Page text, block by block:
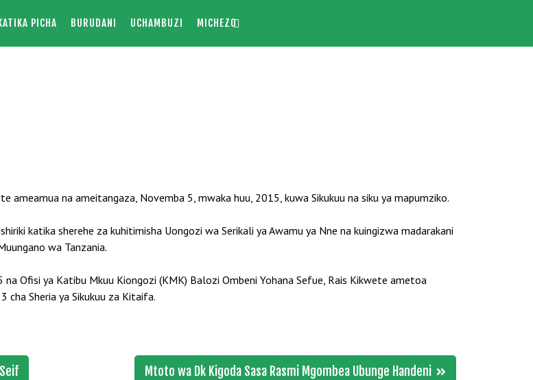
PICHA BURUDANI UCHAMBUZI MICHEZO
ameamua na ameitangaza, Novemba 5, mwaka huu, 2015, kuwa Sikukuu na siku ya mapumziko.
katika sherehe za kuhitimisha Uongozi wa Serikali ya Awamu ya Nne na kuingizwa madarakani
wa Tanzania.
Ofisi ya Katibu Mkuu Kiongozi (KMK) Balozi Ombeni Yohana Sefue, Rais Kikwete ametoa
cha Sheria ya Sikukuu za Kitaifa.
Mtoto wa Dk Kigoda Sasa Rasmi Mgombea Ubunge Handeni